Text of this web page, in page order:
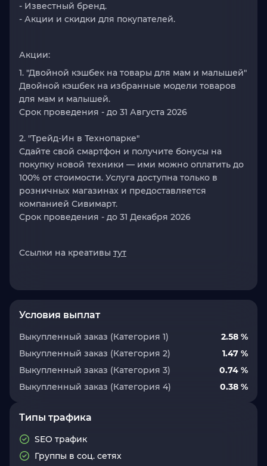
- Известный бренд.
- Акции и скидки для покупателей.
Акции:
1. "Двойной кэшбек на товары для мам и малышей"
Двойной кэшбек на избранные модели товаров
для мам и малышей.
Срок проведения - до 31 Августа 2026
2. "Трейд-Ин в Технопарке"
Сдайте свой смартфон и получите бонусы на
покупку новой техники — ими можно оплатить до
100% от стоимости. Услуга доступна только в
розничных магазинах и предоставляется
компанией Сивимарт.
Срок проведения - до 31 Декабря 2026
Ссылки на креативы тут
Условия выплат
Выкупленный заказ (Категория 1)
2.58 %
Выкупленный заказ (Категория 2)
1.47 %
Выкупленный заказ (Категория 3)
0.74 %
Выкупленный заказ (Категория 4)
0.38 %
Типы трафика
SEO трафик
Группы в соц. сетях